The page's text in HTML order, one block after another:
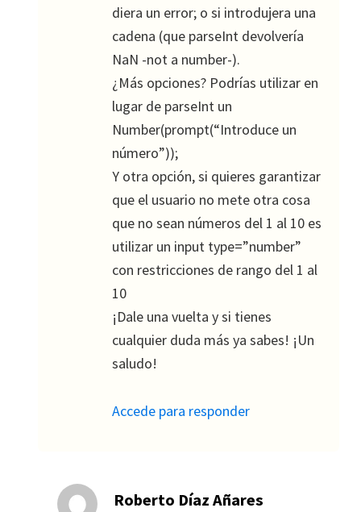
diera un error; o si introdujera una
cadena (que parseInt devolvería
NaN -not a number-).
¿Más opciones? Podrías utilizar en
lugar de parseInt un
Number(prompt(“Introduce un
número”));
Y otra opción, si quieres garantizar
que el usuario no mete otra cosa
que no sean números del 1 al 10 es
utilizar un input type=”number”
con restricciones de rango del 1 al
10
¡Dale una vuelta y si tienes
cualquier duda más ya sabes! ¡Un
saludo!
Accede para responder
Roberto Díaz Añares